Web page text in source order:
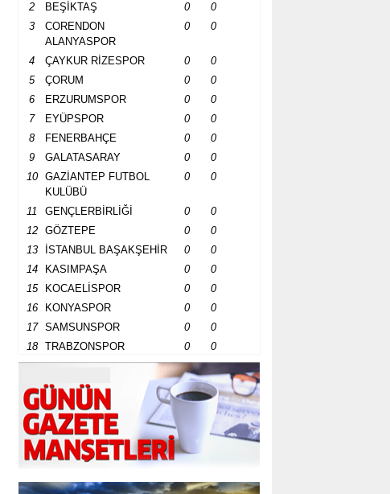
2 BEŞİKTAŞ 0
0
3
CORENDON
ALANYASPOR
0 0
4 ÇAYKUR RİZESPOR 0
0
5
ÇORUM 0
0
6
ERZURUMSPOR 0
0
7
EYÜPSPOR 0
0
8
FENERBAHÇE 0
0
9
GALATASARAY 0
0
10
GAZİANTEP FUTBOL
KULÜBÜ
0 0
11 GENÇLERBİRLİĞİ 0
0
12
GÖZTEPE 0
0
13
İSTANBUL BAŞAKŞEHİR 0
0
14
KASIMPAŞA 0
0
15
KOCAELİSPOR 0
0
16
KONYASPOR 0
0
17
SAMSUNSPOR 0
0
18
TRABZONSPOR 0 0